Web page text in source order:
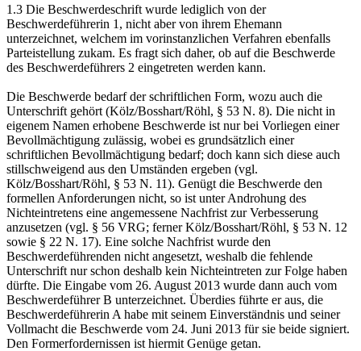
1.3 Die Beschwerdeschrift wurde lediglich von der
Beschwerdeführerin 1, nicht aber von ihrem Ehemann
unterzeichnet, welchem im vorinstanzlichen Verfahren ebenfalls
Parteistellung zukam. Es fragt sich daher, ob auf die Beschwerde
des Beschwerdeführers 2 eingetreten werden kann.
Die Beschwerde bedarf der schriftlichen Form, wozu auch die
Unterschrift gehört (Kölz/Bosshart/Röhl, § 53 N. 8). Die nicht in
eigenem Namen erhobene Beschwerde ist nur bei Vorliegen einer
Bevollmächtigung zulässig, wobei es grundsätzlich einer
schriftlichen Bevollmächtigung bedarf; doch kann sich diese auch
stillschweigend aus den Umständen ergeben (vgl.
Kölz/Bosshart/Röhl, § 53 N. 11). Genügt die Beschwerde den
formellen Anforderungen nicht, so ist unter Androhung des
Nichteintretens eine angemessene Nachfrist zur Verbesserung
anzusetzen (vgl. § 56 VRG; ferner Kölz/Bosshart/Röhl, § 53 N. 12
sowie § 22 N. 17). Eine solche Nachfrist wurde den
Beschwerdeführenden nicht angesetzt, weshalb die fehlende
Unterschrift nur schon deshalb kein Nichteintreten zur Folge haben
dürfte. Die Eingabe vom 26. August 2013 wurde dann auch vom
Beschwerdeführer B unterzeichnet. Überdies führte er aus, die
Beschwerdeführerin A habe mit seinem Einverständnis und seiner
Vollmacht die Beschwerde vom 24. Juni 2013 für sie beide signiert.
Den Formerfordernissen ist hiermit Genüge getan.